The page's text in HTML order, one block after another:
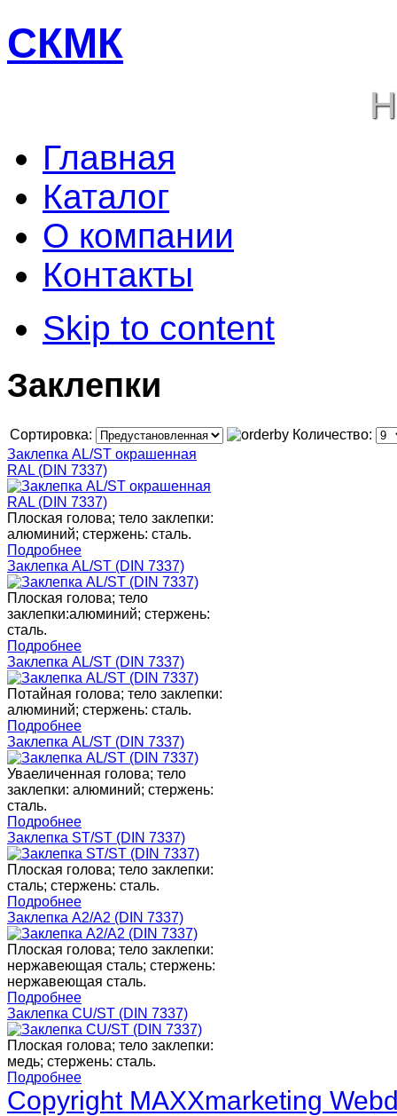
СКМК
Главная
Каталог
О компании
Контакты
Skip to content
Заклепки
Сортировка:
Количество:
Заклепка AL/ST окрашенная
RAL (DIN 7337)
Плоская голова; тело заклепки:
алюминий; стержень: сталь.
Подробнее
Заклепка AL/ST (DIN 7337)
Плоская голова; тело
заклепки:алюминий; стержень:
сталь.
Подробнее
Заклепка AL/ST (DIN 7337)
Потайная голова; тело заклепки:
алюминий; стержень: сталь.
Подробнее
Заклепка AL/ST (DIN 7337)
Уваеличенная голова; тело
заклепки: алюминий; стержень:
сталь.
Подробнее
Заклепка ST/ST (DIN 7337)
Плоская голова; тело заклепки:
сталь; стержень: сталь.
Подробнее
Заклепка A2/A2 (DIN 7337)
Плоская голова; тело заклепки:
нержавеющая сталь; стержень:
нержавеющая сталь.
Подробнее
Заклепка CU/ST (DIN 7337)
Плоская голова; тело заклепки:
медь; стержень: сталь.
Подробнее
Copyright MAXXmarketing